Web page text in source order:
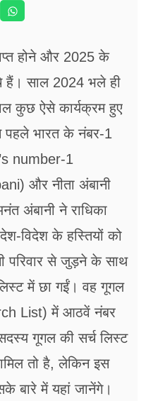
होने और 2025 के
साल 2024 भले ही
कुछ ऐसे कार्यक्रम हुए
पहले भारत के नंबर-1
number-1
और नीता अंबानी
अंबानी ने राधिका
विदेश के हस्तियों को
परिवार से जुड़ने के साथ
में छा गईं। वह गूगल
List) में आठवें नंबर
गूगल की सर्च लिस्ट
तो है, लेकिन इस
बारे में यहां जानेंगे।